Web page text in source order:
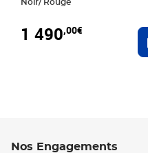
Noir/ Rouge
1 490,00€
Nos Engagements